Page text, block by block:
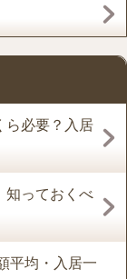
ら必要？入居
知っておくべ
平均・入居一